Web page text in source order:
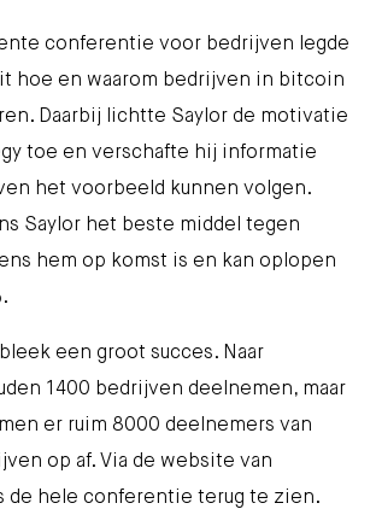
conferentie voor bedrijven legde
hoe en waarom bedrijven in bitcoin
Daarbij lichtte Saylor de motivatie
toe en verschafte hij informatie
het voorbeeld kunnen volgen.
Saylor het beste middel tegen
hem op komst is en kan oplopen
een groot succes. Naar
1400 bedrijven deelnemen, maar
er ruim 8000 deelnemers van
op af. Via de website van
de hele conferentie terug te zien.